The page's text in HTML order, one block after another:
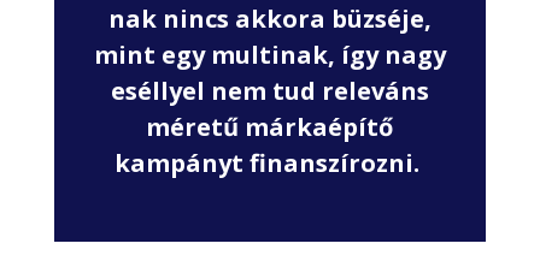
nak nincs akkora büzséje,
mint egy multinak, így nagy
eséllyel nem tud releváns
méretű márkaépítő
kampányt finanszírozni.